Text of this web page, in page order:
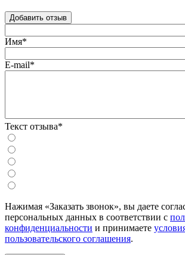
Добавить отзыв
Имя*
E-mail*
Текст отзыва*
Нажимая «Заказать звонок», вы даете
персональных данных в соответствии с
конфиденциальности и принимаете
пользовательского соглашения.